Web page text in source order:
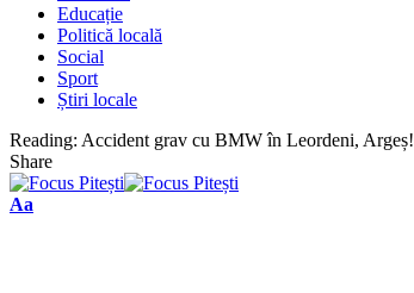
Educație
Politică locală
Social
Sport
Știri locale
Reading: Accident grav cu BMW în Leordeni, Argeș!
Share
Font
Aa